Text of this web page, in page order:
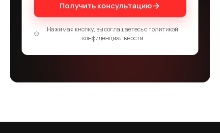
Получить консультацию
Нажимая кнопку, вы соглашаетесь с политикой
конфиденциальности